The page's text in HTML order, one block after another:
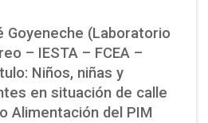
Goyeneche (Laboratorio
– IESTA – FCEA –
Niños, niñas y
en situación de calle
Alimentación del PIM